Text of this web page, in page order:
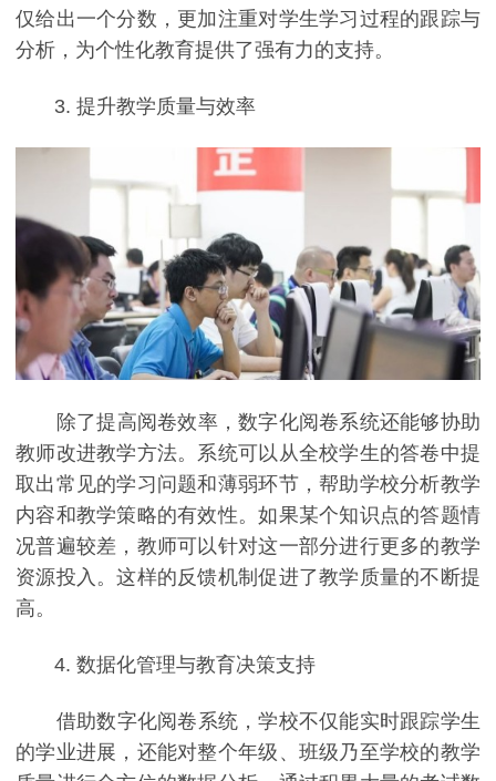
仅给出一个分数，更加注重对学生学习过程的跟踪与
分析，为个性化教育提供了强有力的支持。
3. 提升教学质量与效率
除了提高阅卷效率，数字化阅卷系统还能够协助
教师改进教学方法。系统可以从全校学生的答卷中提
取出常见的学习问题和薄弱环节，帮助学校分析教学
内容和教学策略的有效性。如果某个知识点的答题情
况普遍较差，教师可以针对这一部分进行更多的教学
资源投入。这样的反馈机制促进了教学质量的不断提
高。
4. 数据化管理与教育决策支持
借助数字化阅卷系统，学校不仅能实时跟踪学生
的学业进展，还能对整个年级、班级乃至学校的教学